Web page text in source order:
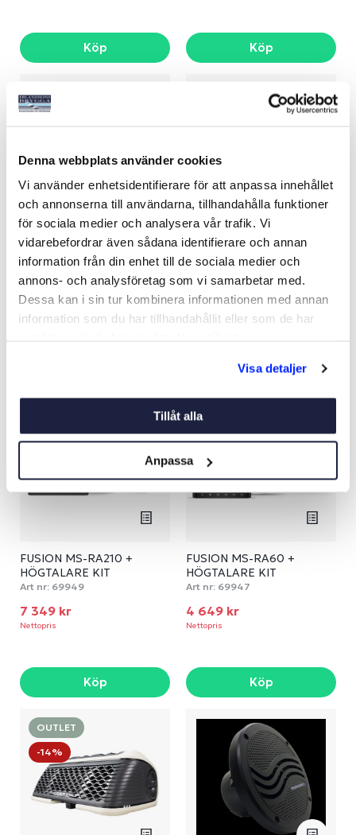
Denna webbplats använder cookies
Vi använder enhetsidentifierare för att anpassa innehållet
och annonserna till användarna, tillhandahålla funktioner
för sociala medier och analysera vår trafik. Vi
vidarebefordrar även sådana identifierare och annan
information från din enhet till de sociala medier och
annons- och analysföretag som vi samarbetar med.
Dessa kan i sin tur kombinera informationen med annan
information som du har tillhandahållit eller som de har
Visa detaljer
Tillåt alla
Anpassa
Köp Köp
FM-ANTENN
DIPOLEANTENN
Art nr: 04098
205 kr
FM-ANTENN
JORDPLANSFRI GU
Art nr: 04096
315 kr
Köp
FUSION MS-RA210 +
HÖGTALARE KIT
Art nr: 69949
7 349 kr
Nettopris
Köp
FUSION MS-RA60 +
HÖGTALARE KIT
Art nr: 69947
4 649 kr
Nettopris
Köp
OUTLET
-14%